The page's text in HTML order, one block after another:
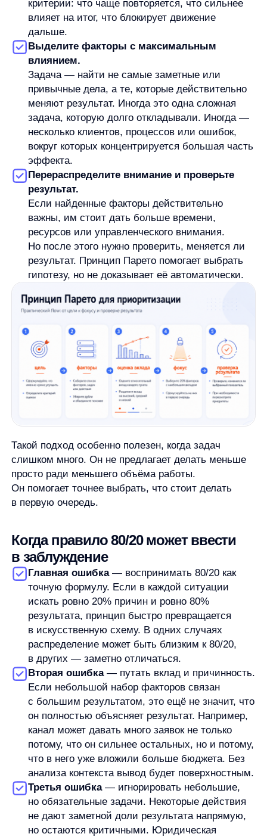
Главная ошибка — воспринимать 80/20 как
точную формулу. Если в каждой ситуации
искать ровно 20% причин и ровно 80%
результата, принцип быстро превращается
в искусственную схему. В одних случаях
распределение может быть близким к 80/20,
в других — заметно отличаться.
Вторая ошибка— путать вклад и причинность.
Если небольшой набор факторов связан
с большим результатом, это ещё не значит, что
он полностью объясняет результат. Например,
канал может давать много заявок не только
потому, что он сильнее остальных, но и потому,
что в него уже вложили больше бюджета. Без
анализа контекста вывод будет поверхностным.
Третья ошибка
но обязательные задачи. Некоторые действия
не дают заметной доли результата напрямую,
но остаются критичными. Юридическая
проверка, безопасность, поддержка
инфраструктуры, контроль качества, резервное
копирование могут не выглядеть как главный
источник роста, но их нельзя просто
вычеркнуть.
Четвёртая ошибка— использовать принцип
вместо данных. Правило 80/20 помогает задать
решение важно, его нужно проверять: цифрами,
наблюдениями, обратной связью, тестами или
сравнением вариантов.
Поэтому принцип Парето лучше применять как
инструмент мышления. Он помогает найти
главное, но не освобождает от анализа.
Коротко: как правильно понимать
принцип Парето
Принцип Парето говорит не о точной пропорции,
а о неравномерном вкладе факторов. В любой
сложной задаче стоит искать действия, причины
или ресурсы, которые сильнее всего влияют
на результат.
но не должно становиться догмой. Иногда
соотношение будет другим. Иногда важные
факторы нельзя увидеть без данных. Иногда
малозаметные задачи остаются обязательными,
даже если не выглядят как главный источник
результата.
Практическая польза принципа Парето —
в приоритизации.Он помогает
не распыляться, а сначала разобраться, где
находится основной вклад. Правильный
вопрос звучит так: что действительно влияет
на результат и заслуживает внимания
в первую очередь?
Частые вопросы о принципе Парето
Принцип Парето и правило 80/20 — это
одно и то же?
В обычном объяснении эти выражения часто
используют как близкие. Принцип Парето —
более широкое название идеи о неравномерном
вкладе факторов. Правило 80/20 — популярная
формула, через которую эту идею проще
запомнить.